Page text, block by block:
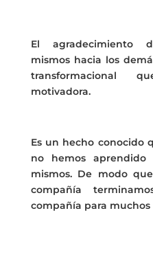
El agradecimiento
mismos hacia los
transformacional
motivadora.
Es un hecho conocido
no hemos
mismos. De modo
compañía
compañía para muchos